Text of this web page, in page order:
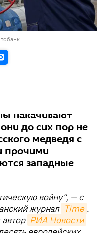
накачивают
до сих пор не
медведя с
прочими
западные
войну", — с
журнал Time .
автор РИА Новости